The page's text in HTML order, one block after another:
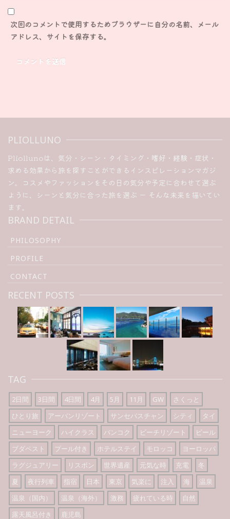
次回のコメントで使用するためブラウザーに自分の名前、メール
アドレス、サイトを保存する。
PLIOLLUNO
Pliollunoは、気分・シーン・タイミング・嗜好・経験・症状・
求める効果から旅を探すことができるインスピレーションマガジ
ン。コスメやファッションをその日の気分や予定に合わせて選ぶ
ように、シーンと気分に合った旅を選ぶ ー そんな未来を描いてい
ます。
BRAND DETAIL
PHILOSOPHY
PROFILE
CONTACT
RECENT POSTS
TAG
2日間 3日間 4日間 4月 5月 11月 GW
さくっと
ひとり旅
アーバンリゾート サンセバスチャン シティ
タイ
ニューヨーク
ハイクラス バンコク ビーチリゾート
ビール
ブダペスト
プール付き ホテルステイ モロッコ
ヨーロッパ
ラグジュアリー
リスボン 世界遺産 元気な時 充電
冬
夏
夜行列車 指宿 日本 東京 気楽に 注入 海
温泉
温泉（国内）
温泉（海外） 激務 疲れている時
自然
露天風呂付き
鹿児島